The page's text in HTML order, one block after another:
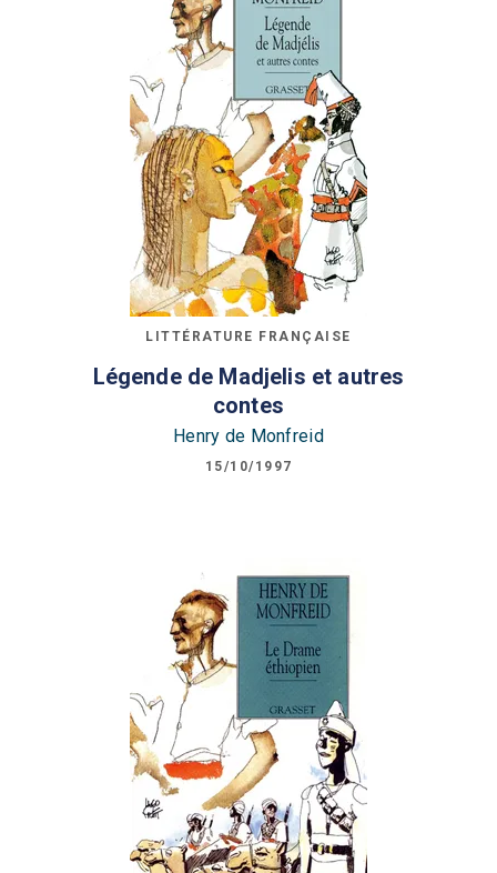
LITTÉRATURE FRANÇAISE
Légende de Madjelis et autres
contes
Henry de Monfreid
15/10/1997